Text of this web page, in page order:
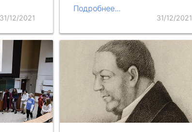
31/12/2021
им. Н.И. Пирогова»
Подробнее...
31/12/2021